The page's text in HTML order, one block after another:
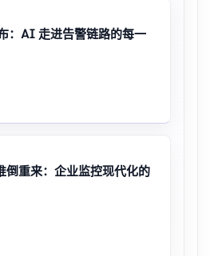
：AI 走进告警链路的每一
倒重来：企业监控现代化的